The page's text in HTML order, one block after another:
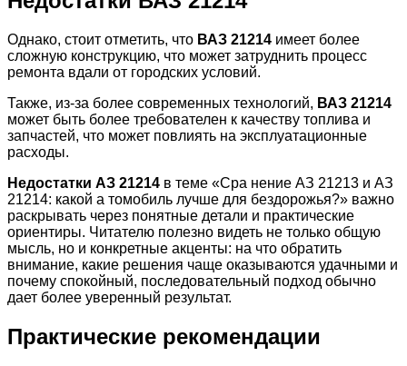
Однако, стоит отметить, что ВАЗ 21214 имеет более
сложную конструкцию, что может затруднить процесс
ремонта вдали от городских условий.
Также, из-за более современных технологий, ВАЗ 21214
может быть более требователен к качеству топлива и
запчастей, что может повлиять на эксплуатационные
расходы.
Недостатки АЗ 21214 в теме «Сра нение АЗ 21213 и АЗ
21214: какой а томобиль лучше для бездорожья?» важно
раскрывать через понятные детали и практические
ориентиры. Читателю полезно видеть не только общую
мысль, но и конкретные акценты: на что обратить
внимание, какие решения чаще оказываются удачными и
почему спокойный, последовательный подход обычно
дает более уверенный результат.
Практические рекомендации